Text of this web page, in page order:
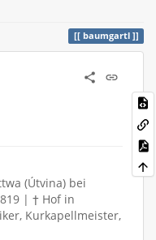
baumgartl
(Útvina) bei
| † Hof in
Kurkapellmeister,